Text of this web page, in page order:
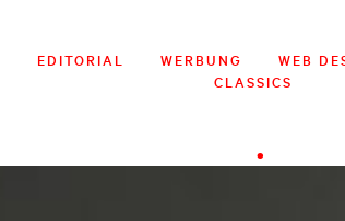
EDITORIAL WERBUNG WEB
CLASSICS